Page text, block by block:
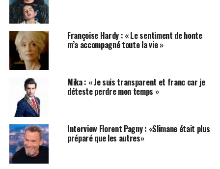
Françoise Hardy : « Le sentiment de honte
m’a accompagné toute la vie »
Mika : « Je suis transparent et franc car je
déteste perdre mon temps »
Interview Florent Pagny : «Slimane était plus
préparé que les autres»